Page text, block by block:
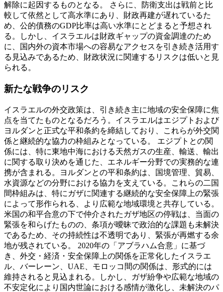
解除に起因するものとなる。 さらに、防衛支出は戦前と比
較して依然として高水準にあり、財政再建が遅れているた
め、公的債務のGDP比率は高い水準にとどまると予想され
る。しかし、イスラエルは財政ギャップの資金調達のため
に、国内外の資本市場への容易なアクセスを引き続き活用す
る見込みであるため、財政状況に関連するリスクは低いと見
られる。
新たな戦争のリスク
イスラエルの外交政策は、引き続き主に地域の安全保障に焦
点を当てたものとなるだろう。イスラエルはエジプトおよび
ヨルダンと正式な平和条約を締結しており、これらが外交関
係と継続的な協力の枠組みとなっている。 エジプトとの関
係には、特に東地中海における天然ガスの生産、輸送、輸出
に関する取り決めを通じた、エネルギー分野での実務的な連
携が含まれる。ヨルダンとの平和条約は、国境管理、貿易、
水資源などの分野における協力を支えている。これらの二国
間枠組みは、特にガザに関連する継続的な安全保障上の緊張
によって形作られる、より広範な地域環境と共存している。
米国の和平合意の下で仲介されたガザ地区の停戦は、当面の
緊張を和らげたものの、条項が曖昧で政治的な課題も未解決
であるため、その持続性は不透明であり、緊張が再燃する余
地が残されている。 2020年の「アブラハム合意」に基づ
き、外交・経済・安全保障上の関係を正常化したイスラエ
ル、バーレーン、UAE、モロッコ間の関係は、形式的には
維持されると見込まれる。しかし、ガザ紛争や広範な地域の
不安定化により国内世論における感情が激化し、未解決のパ